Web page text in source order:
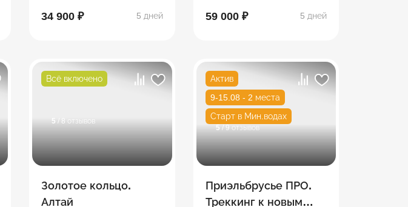
Ливадия – Ялта –
34 900 ₽ 5 дней 59 000 ₽ 5 дней
Всё включено
5 / 8 отзывов
Золотое кольцо.
Алтай
Актив
9-15.08 - 2 места
Старт в Мин.водах
5 / 9 отзывов
Приэльбрусье ПРО.
Треккинг к новым